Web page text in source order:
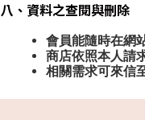
八、資料之查閱與刪除
會員能隨時在網
商店依照本人請
相關需求可來信